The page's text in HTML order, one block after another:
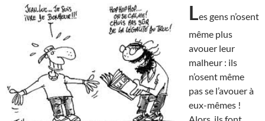
Les gens n’osent
même plus
avouer leur
malheur : ils
n’osent même
pas se l’avouer à
eux-mêmes !
Alors, ils font